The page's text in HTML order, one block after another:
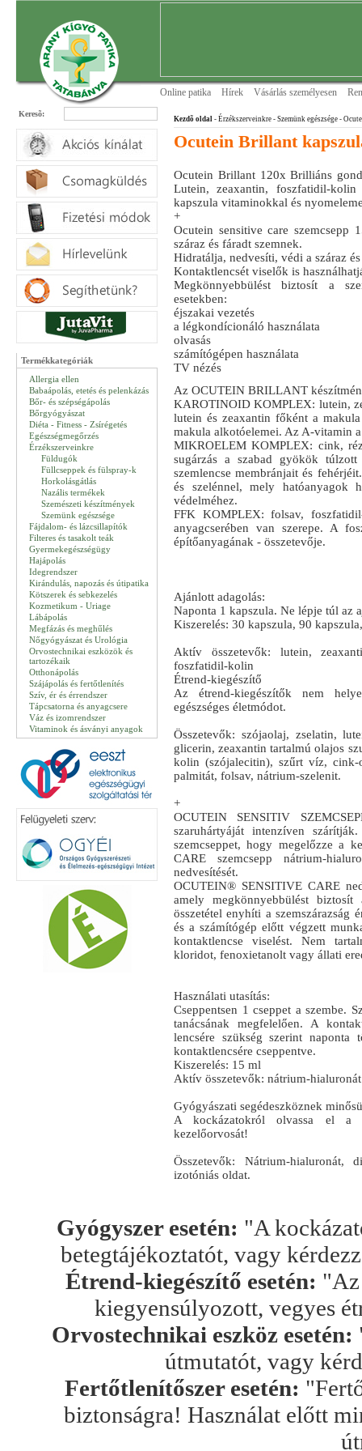
Online patika Hírek Vásárlás személyesen
Keresõ:
Termékkategóriák
Allergia ellen
Babaápolás, etetés és pelenkázás
Bőr- és szépségápolás
Bőrgyógyászat
Diéta - Fitness - Zsírégetés
Egészségmegőrzés
Érzékszerveinkre
Füldugók
Füllcseppek és fülspray-k
Horkolásgátlás
Nazális termékek
Szemészeti készítmények
Szemünk egészsége
Fájdalom- és lázcsillapítók
Filteres és tasakolt teák
Gyermekegészségügy
Hajápolás
Idegrendszer
Kirándulás, napozás és útipatika
Kötszerek és sebkezelés
Kozmetikum - Uriage
Lábápolás
Megfázás és meghűlés
Nőgyógyászat és Urológia
Orvostechnikai eszközök és
tartozékaik
Otthonápolás
Szájápolás és fertőtlenítés
Szív, ér és érrendszer
Tápcsatorna és anyagcsere
Váz és izomrendszer
Vitaminok és ásványi anyagok
Kezdõ oldal - Érzékszerveinkre - Szemünk egészsége -
Ocutein Brillant
Ocutein Brillant 120x Brilliáns
Lutein, zeaxantin, foszfatidil-kolin
kapszula vitaminokkal és
+
Ocutein sensitive care szemcsepp
száraz és fáradt szemnek.
Hidratálja, nedvesíti, védi a száraz
Kontaktlencsét viselők is
Megkönnyebbülést biztosít a
esetekben:
éjszakai vezetés
a légkondícionáló használata
olvasás
számítógépen használata
TV nézés
Az OCUTEIN BRILLANT
KAROTINOID KOMPLEX: lutein,
lutein és zeaxantin főként a
makula alkotóelemei. Az A-vitamin
MIKROELEM KOMPLEX: cink,
sugárzás a szabad gyökök
szemlencse membránjait és
és szelénnel, mely hatóanyagok
védelméhez.
FFK KOMPLEX: folsav,
anyagcserében van szerepe. A
építőanyagának - összetevője.
Ajánlott adagolás:
Naponta 1 kapszula. Ne lépje túl az
Kiszerelés: 30 kapszula, 90
Aktív összetevők: lutein,
foszfatidil-kolin
Étrend-kiegészítő
Az étrend-kiegészítők nem
egészséges életmódot.
Összetevők: szójaolaj, zselatin,
glicerin, zeaxantin tartalmú olajos
kolin (szójalecitin), szűrt víz,
palmitát, folsav, nátrium-szelenit.
+
OCUTEIN SENSITIV
szaruhártyáját intenzíven
szemcseppet, hogy megelőzze a
CARE szemcsepp nátrium-
nedvesítését.
OCUTEIN® SENSITIVE CARE
amely megkönnyebbülést
összetétel enyhíti a
és a számítógép előtt végzett
kontaktlencse viselést. Nem
kloridot, fenoxietanolt vagy állati
Használati utasítás:
Cseppentsen 1 cseppet a szembe.
tanácsának megfelelően. A
lencsére szükség szerint
kontaktlencsére cseppentve.
Kiszerelés: 15 ml
Aktív összetevők: nátrium-hialuronát
Gyógyászati segédeszköznek
A kockázatokról olvassa el a
kezelőorvosát!
Összetevők: Nátrium-hialuronát,
izotóniás oldat.
Gyógyszer esetén: "A
betegtájékoztatót, vagy
Étrend-kiegészítő esetén: "Az
kiegyensúlyozott, vegyes
Orvostechnikai eszköz esetén:
útmutatót, vagy
Fertőtlenítőszer esetén:
biztonságra! Használat előtt